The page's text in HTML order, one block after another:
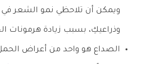
ويمكن أن تلاحظي نمو الشعر
وذراعيكِ، بسبب زيادة هرمونات
الصداع هو واحد من أعراض الحمل